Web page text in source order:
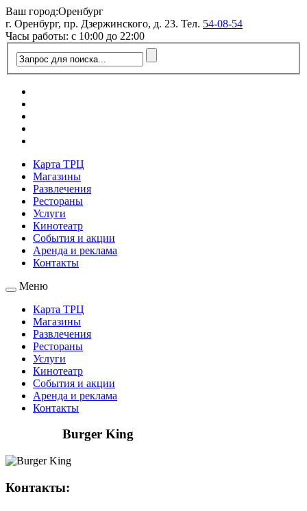
Ваш город:Оренбург
г. Оренбург, пр. Дзержинского, д. 23. Тел. 54-08-54
Часы работы: с 10:00 до 22:00
Карта ТРЦ
Магазины
Развлечения
Рестораны
Услуги
Кинотеатр
События и акции
Аренда и реклама
Контакты
Меню
Карта ТРЦ
Магазины
Развлечения
Рестораны
Услуги
Кинотеатр
События и акции
Аренда и реклама
Контакты
Burger King
Контакты: